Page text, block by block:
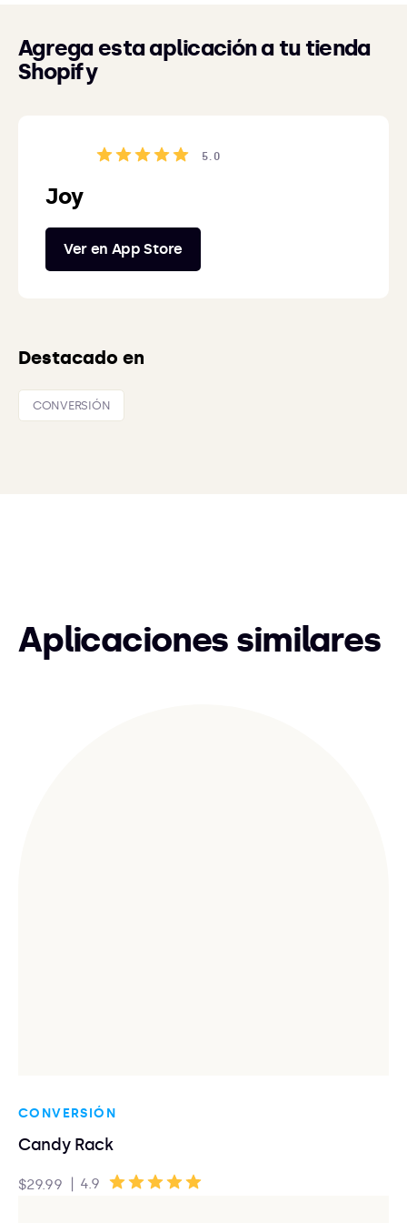
Agrega esta aplicación a tu tienda
Shopify
5.0
Joy
Ver en App Store
Destacado en
CONVERSIÓN
Aplicaciones similares
CONVERSIÓN
Candy Rack
$29.99 | 4.9